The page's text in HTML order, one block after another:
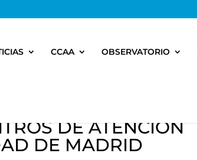
CCAA OBSERVATORIO
DE ATENCIÓN
DE MADRID